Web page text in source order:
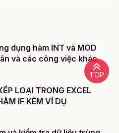
dụng hàm INT và MOD
và các công việc khác
LOẠI TRONG EXCEL
IF KÈM VÍ DỤ
TOP